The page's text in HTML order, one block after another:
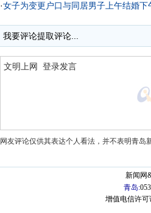
·女子为变更户口与同居男子上午结婚下
我要评论提取评论...
网友评论仅供其表达个人看法，并不表明青岛